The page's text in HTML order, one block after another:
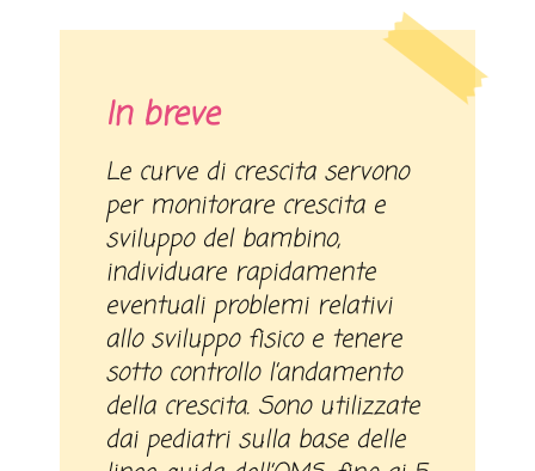
In breve
Le curve di crescita servono
per monitorare crescita e
sviluppo del bambino,
individuare rapidamente
eventuali problemi relativi
allo sviluppo fisico e tenere
sotto controllo l’andamento
della crescita. Sono utilizzate
dai pediatri sulla base delle